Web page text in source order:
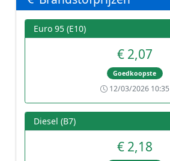
Euro 95 (E10)
€ 2,07
Goedkoopste
12/03/2026 10:35
Diesel (B7)
€ 2,18